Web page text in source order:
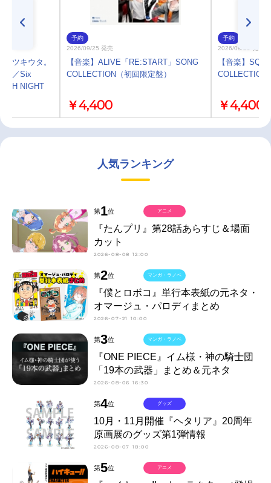
ツキウタ。
始／Six
NIGHT
予約
2026/09/25 発売
【音楽】ALIVE「RE:START」SONG
COLLECTION（初回限定盤）
￥4,400
予約
2026/09/25 発売
【音楽】SQ
COLLECTION
￥4,400
人気ランキング
第1位
『たんプリ』第28話あらすじ＆場面
カット
2026-08-08 12:00
アニメ
第2位
『僕とロボコ』単行本表紙の元ネタ・
オマージュ・パロディまとめ
2026-07-21 10:00
マンガ・ラノベ
第3位
『ONE PIECE』イム様・神の騎士団
「19本の武器」まとめ＆元ネタ
2026-08-06 16:30
マンガ・ラノベ
第4位
10月・11月開催『ヘタリア』20周年
原画展のグッズ第1弾情報
2026-08-07 18:00
グッズ
第5位 アニメ